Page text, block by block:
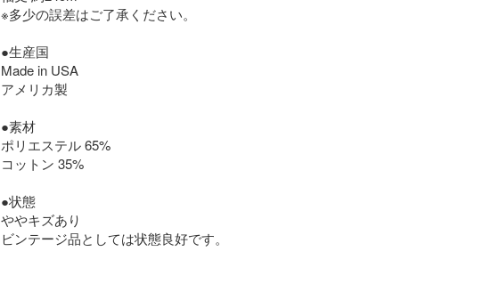
※多少の誤差はご了承ください。
●生産国
Made in USA
アメリカ製
●素材
ポリエステル 65%
コットン 35%
●状態
ややキズあり
ビンテージ品としては状態良好です。